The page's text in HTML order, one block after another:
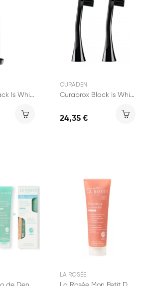
Curaprox Black Is White Brosse à Dents Hydrasonic
CURADEN
Curaprox Black Is White Tête de Rechange Carbon
24,35 €
LA ROSÉE